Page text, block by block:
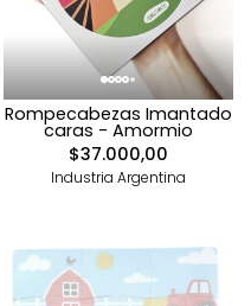
Rompecabezas Imantado
caras - Amormio
$37.000,00
Industria Argentina